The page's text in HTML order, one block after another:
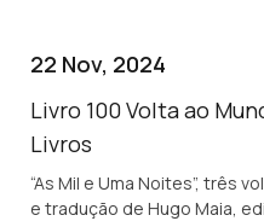
22 Nov, 2024
Livro 100 Volta ao
Livros
“As Mil e Uma Noites”, três
e tradução de Hugo Maia,